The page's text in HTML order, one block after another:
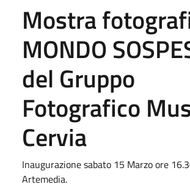
Mostra
MONDO
del Gruppo
Fotografico
Cervia
Inaugurazione sabato 15 Marzo ore
Artemedia.